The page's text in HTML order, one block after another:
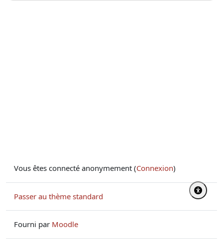
Vous êtes connecté anonymement (Connexion)
Passer au thème standard
Fourni par Moodle